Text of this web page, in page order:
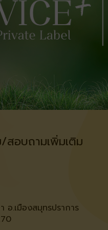
อบถามเพิ่มเติม
อ.เมืองสมุทรปราการ